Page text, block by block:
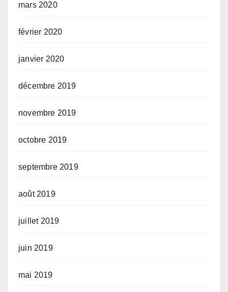
mars 2020
février 2020
janvier 2020
décembre 2019
novembre 2019
octobre 2019
septembre 2019
août 2019
juillet 2019
juin 2019
mai 2019